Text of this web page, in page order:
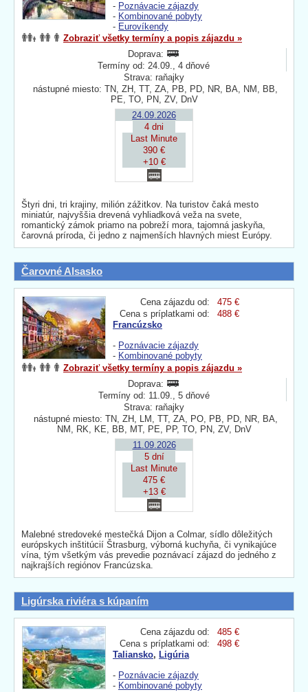
- Poznávacie zájazdy
- Kombinované pobyty
- Eurovíkendy
Zobraziť všetky termíny a popis zájazdu »
Doprava:
Termíny od: 24.09., 4 dňové
Strava: raňajky
nástupné miesto: TN, ZH, TT, ZA, PB, PD, NR, BA, NM, BB,
PE, TO, PN, ZV, DnV
24.09.2026
4 dni
Last Minute
390 €
+10 €
Štyri dni, tri krajiny, milión zážitkov. Na turistov čaká mesto
miniatúr, najvyššia drevená vyhliadková veža na svete,
romantický zámok priamo na pobreží mora, tajomná jaskyňa,
čarovná príroda, či jedno z najmenších hlavných miest Európy.
Čarovné Alsasko
Cena zájazdu od:
475 €
Cena s príplatkami od:
488 €
Francúzsko
- Poznávacie zájazdy
- Kombinované pobyty
Zobraziť všetky termíny a popis zájazdu »
Doprava:
Termíny od: 11.09., 5 dňové
Strava: raňajky
nástupné miesto: TN, ZH, LM, TT, ZA, PO, PB, PD, NR, BA,
NM, RK, KE, BB, MT, PE, PP, TO, PN, ZV, DnV
11.09.2026
5 dní
Last Minute
475 €
+13 €
Malebné stredoveké mestečká Dijon a Colmar, sídlo dôležitých
európskych inštitúcií Štrasburg, výborná kuchyňa, či vynikajúce
vína, tým všetkým vás prevedie poznávací zájazd do jedného z
najkrajších regiónov Francúzska.
Ligúrska riviéra s kúpaním
Cena zájazdu od:
485 €
Cena s príplatkami od:
498 €
Taliansko, Ligúria
- Poznávacie zájazdy
- Kombinované pobyty